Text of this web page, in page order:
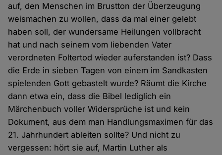
auf, den Menschen im Brustton der Überzeugung
weismachen zu wollen, dass da mal einer gelebt
haben soll, der wundersame Heilungen vollbracht
hat und nach seinem vom liebenden Vater
verordneten Foltertod wieder auferstanden ist? Dass
die Erde in sieben Tagen von einem im Sandkasten
spielenden Gott gebastelt wurde? Räumt die Kirche
dann etwa ein, dass die Bibel lediglich ein
Märchenbuch voller Widersprüche ist und kein
Dokument, aus dem man Handlungsmaximen für das
21. Jahrhundert ableiten sollte? Und nicht zu
vergessen: hört sie auf, Martin Luther als